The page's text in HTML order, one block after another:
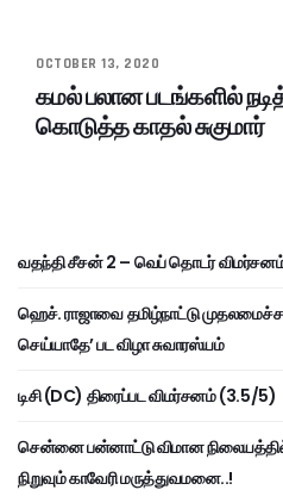
OCTOBER 13, 2020
கமல் பலான படங்களில்
கொடுத்த காதல் சுகுமார்
வதந்தி சீசன் 2 – வெப் தொடர்
ஹெச். ராஜாவை தமிழ்நாட்டு
செய்யாதே’ பட விழா சுவாரஸ்யம்
டிசி (DC) திரைப்பட விமர்சனம் (3.5/5)
சென்னை பன்னாட்டு விமான நிலையத்தில்
நிறுவும் காவேரி மருத்துவமனை..!